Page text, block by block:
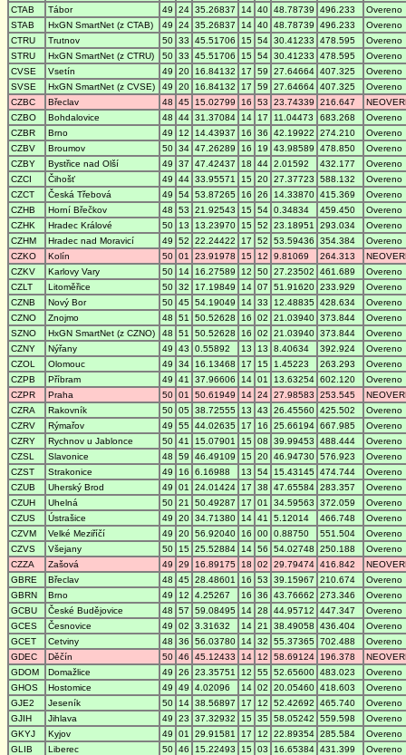
CTAB
Tábor 49 24 35.26837 14 40 48.78739 496.233
Overeno
STAB
HxGN SmartNet (z CTAB) 49 24 35.26837 14 40 48.78739 496.233
Overeno
CTRU
Trutnov 50 33 45.51706 15 54 30.41233 478.595
Overeno
STRU
HxGN SmartNet (z CTRU) 50 33 45.51706 15 54 30.41233 478.595
Overeno
CVSE
Vsetín 49 20 16.84132 17 59 27.64664 407.325
Overeno
SVSE
HxGN SmartNet (z CVSE) 49 20 16.84132 17 59 27.64664 407.325
Overeno
CZBC
Břeclav 48 45 15.02799 16 53 23.74339 216.647
CZBO
Bohdalovice 48 44 31.37084 14 17 11.04473 683.268
Overeno
CZBR
Brno 49 12 14.43937 16 36 42.19922 274.210
Overeno
CZBV
Broumov 50 34 47.26289 16 19 43.98589 478.850
Overeno
CZBY
Bystřice nad Olší 49 37 47.42437 18 44 2.01592 432.177
Overeno
CZCI
Čihošť 49 44 33.95571 15 20 27.37723 588.132
Overeno
CZCT
Česká Třebová 49 54 53.87265 16 26 14.33870 415.369
Overeno
CZHB
Horní Břečkov 48 53 21.92543 15 54 0.34834 459.450
Overeno
CZHK
Hradec Králové 50 13 13.23970 15 52 23.18951 293.034
Overeno
CZHM
Hradec nad Moravicí 49 52 22.24422 17 52 53.59436 354.384
Overeno
CZKO
Kolín 50 01 23.91978 15 12 9.81069 264.313
CZKV
Karlovy Vary 50 14 16.27589 12 50 27.23502 461.689
Overeno
CZLT
Litoměřice 50 32 17.19849 14 07 51.91620 233.929
Overeno
CZNB
Nový Bor 50 45 54.19049 14 33 12.48835 428.634
Overeno
CZNO
Znojmo 48 51 50.52628 16 02 21.03940 373.844
Overeno
SZNO
HxGN SmartNet (z CZNO) 48 51 50.52628 16 02 21.03940 373.844
Overeno
CZNY
Nýřany 49 43 0.55892 13 13 8.40634 392.924
Overeno
CZOL
Olomouc 49 34 16.13468 17 15 1.45223 263.293
Overeno
CZPB
Příbram 49 41 37.96606 14 01 13.63254 602.120
Overeno
CZPR
Praha 50 01 50.61949 14 24 27.98583 253.545
CZRA
Rakovník 50 05 38.72555 13 43 26.45560 425.502
Overeno
CZRV
Rýmařov 49 55 44.02635 17 16 25.66194 667.985
Overeno
CZRY
Rychnov u Jablonce 50 41 15.07901 15 08 39.99453 488.444
Overeno
CZSL
Slavonice 48 59 46.49109 15 20 46.94730 576.923
Overeno
CZST
Strakonice 49 16 6.16988 13 54 15.43145 474.744
Overeno
CZUB
Uherský Brod 49 01 24.01424 17 38 47.65584 283.357
Overeno
CZUH
Uhelná 50 21 50.49287 17 01 34.59563 372.059
Overeno
CZUS
Ústrašice 49 20 34.71380 14 41 5.12014 466.748
Overeno
CZVM
Velké Meziříčí 49 20 56.92040 16 00 0.88750 551.504
Overeno
CZVS
Všejany 50 15 25.52884 14 56 54.02748 250.188
Overeno
CZZA
Zašová 49 29 16.89175 18 02 29.79474 416.842
GBRE
Břeclav 48 45 28.48601 16 53 39.15967 210.674
Overeno
GBRN
Brno 49 12 4.25267 16 36 43.76662 273.346
Overeno
GCBU
České Budějovice 48 57 59.08495 14 28 44.95712 447.347
Overeno
GCES
Česnovice 49 02 3.31632 14 21 38.49058 436.404
Overeno
GCET
Cetviny 48 36 56.03780 14 32 55.37365 702.488
Overeno
GDEC
Děčín 50 46 45.12433 14 12 58.69124 196.378
GDOM
Domažlice 49 26 23.35751 12 55 52.65600 483.023
Overeno
GHOS
Hostomice 49 49 4.02096 14 02 20.05460 418.603
Overeno
GJE2
Jeseník 50 14 38.56897 17 12 52.42692 465.740
Overeno
GJIH
Jihlava 49 23 37.32932 15 35 58.05242 559.598
Overeno
GKYJ
Kyjov 49 01 29.91581 17 12 22.89354 285.584
Overeno
GLIB
Liberec 50 46 15.22493 15 03 16.65384 431.399
Overeno